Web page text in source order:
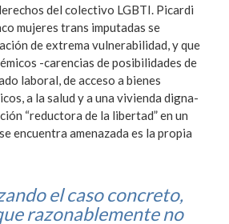
del colectivo LGBTI. Picardi
mujeres trans imputadas se
de extrema vulnerabilidad, y que
-carencias de posibilidades de
laboral, de acceso a bienes
a la salud y a una vivienda digna-
“reductora de la libertad” en un
encuentra amenazada es la propia
el caso concreto,
razonablemente no